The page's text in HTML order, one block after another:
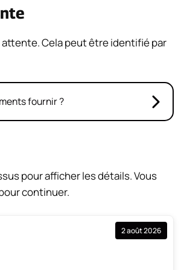
Cela peut être identifié par
fournir ?
pour afficher les détails. Vous
continuer.
2 août 2026